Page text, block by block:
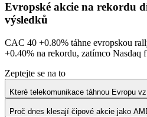
Evropské akcie na rekordu
výsledků
CAC 40 +0.80% táhne evropskou
+0.40% na rekordu, zatímco Nasdaq
Zeptejte se na to
Které telekomunikace táhnou Evropu
Proč dnes klesají čipové akcie jako